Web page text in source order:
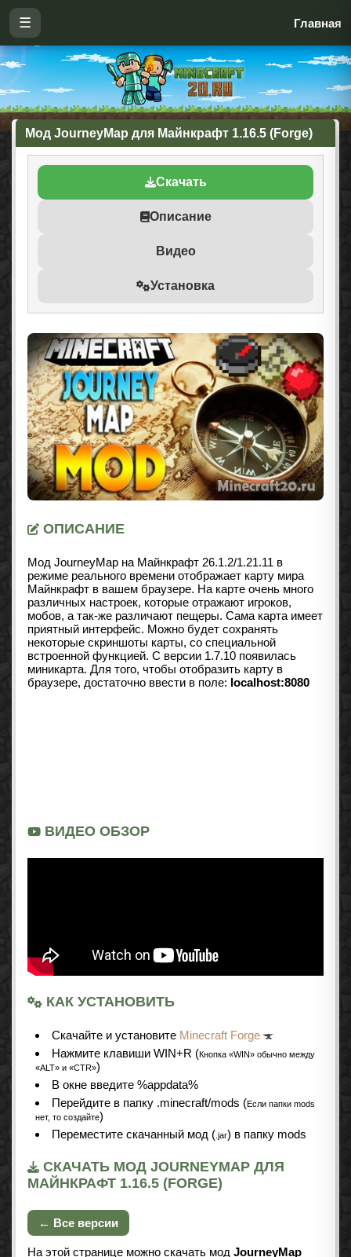
☰ Главная
Мод JourneyMap для Майнкрафт 1.16.5 (Forge)
Скачать
Описание
Видео
Установка
ОПИСАНИЕ
Мод JourneyMap на Майнкрафт 26.1.2/1.21.11 в
режиме реального времени отображает карту мира
Майнкрафт в вашем браузере. На карте очень много
различных настроек, которые отражают игроков,
мобов, а так-же различают пещеры. Сама карта имеет
приятный интерфейс. Можно будет сохранять
некоторые скриншоты карты, со специальной
встроенной функцией. С версии 1.7.10 появилась
миникарта. Для того, чтобы отобразить карту в
браузере, достаточно ввести в поле: localhost:8080
ВИДЕО ОБЗОР
КАК УСТАНОВИТЬ
Cкачайте и установите Minecraft Forge
Нажмите клавиши WIN+R (Кнопка «WIN» обычно между
«ALT» и «CTR»)
В окне введите %appdata%
Перейдите в папку .minecraft/mods (Если папки mods
нет, то создайте)
Переместите скачанный мод ( .jar) в папку mods
СКАЧАТЬ МОД JOURNEYMAP ДЛЯ
МАЙНКРАФТ 1.16.5 (FORGE)
← Все версии
На этой странице можно скачать мод JourneyMap